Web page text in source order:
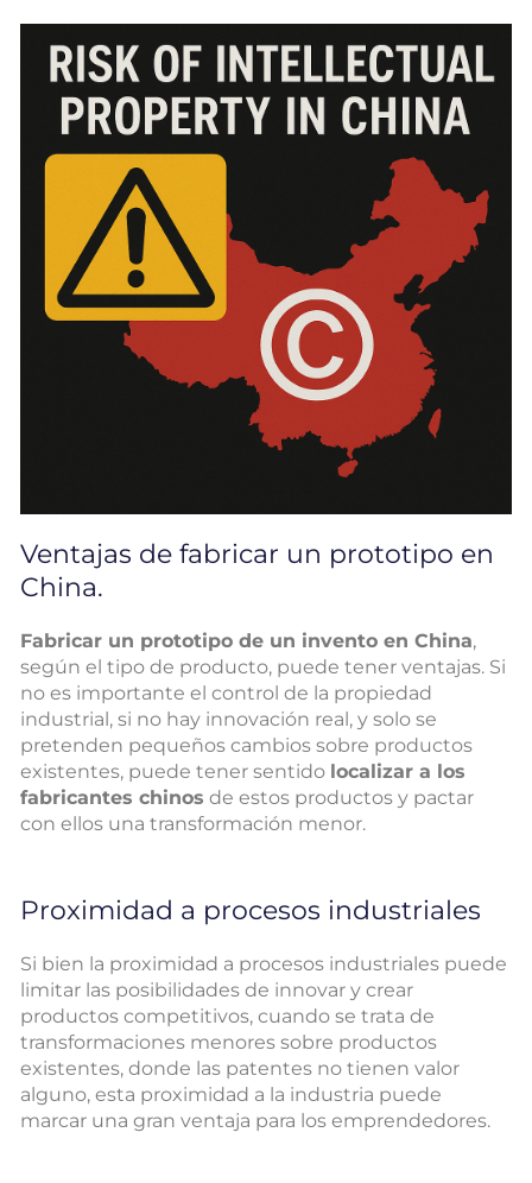
Ventajas de fabricar un prototipo en
China.
Fabricar un prototipo de un invento en China,
según el tipo de producto, puede tener ventajas. Si
no es importante el control de la propiedad
industrial, si no hay innovación real, y solo se
pretenden pequeños cambios sobre productos
existentes, puede tener sentido localizar a los
fabricantes chinos de estos productos y pactar
con ellos una transformación menor.
Proximidad a procesos industriales
Si bien la proximidad a procesos industriales puede
limitar las posibilidades de innovar y crear
productos competitivos, cuando se trata de
transformaciones menores sobre productos
existentes, donde las patentes no tienen valor
alguno, esta proximidad a la industria puede
marcar una gran ventaja para los emprendedores.